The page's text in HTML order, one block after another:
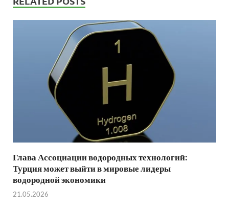
Глава Ассоциации водородных технологий:
Турция может выйти в мировые лидеры
водородной экономики
21.05.2026